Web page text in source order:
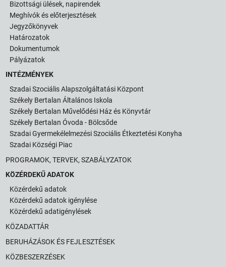
Bizottsági ülések, napirendek
Meghívók és előterjesztések
Jegyzőkönyvek
Határozatok
Dokumentumok
Pályázatok
INTÉZMÉNYEK
Szadai Szociális Alapszolgáltatási Központ
Székely Bertalan Általános Iskola
Székely Bertalan Művelődési Ház és Könyvtár
Székely Bertalan Óvoda - Bölcsőde
Szadai Gyermekélelmezési Szociális Étkeztetési Konyha
Szadai Községi Piac
PROGRAMOK, TERVEK, SZABÁLYZATOK
KÖZÉRDEKŰ ADATOK
Közérdekű adatok
Közérdekű adatok igénylése
Közérdekű adatigénylések
KÖZADATTÁR
BERUHÁZÁSOK ÉS FEJLESZTÉSEK
KÖZBESZERZÉSEK